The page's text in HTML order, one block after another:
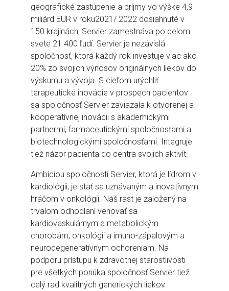
geografické zastúpenie a príjmy vo výške 4,9
miliárd EUR v roku2021/ 2022 dosiahnuté v
150 krajinách, Servier zamestnáva po celom
svete 21 400 ľudí. Servier je nezávislá
spoločnosť, ktorá každý rok investuje viac ako
20% zo svojich výnosov originálnych liekov do
výskumu a vývoja. S cieľom urýchliť
terapeutické inovácie v prospech pacientov
sa spoločnosť Servier zaviazala k otvorenej a
kooperatívnej inovácii s akademickými
partnermi, farmaceutickými spoločnosťami a
biotechnologickými spoločnosťami. Integruje
tiež názor pacienta do centra svojich aktivít.
Ambíciou spoločnosti Servier, ktorá je lídrom v
kardiológii, je stať sa uznávaným a inovatívnym
hráčom v onkológii. Náš rast je založený na
trvalom odhodlaní venovať sa
kardiovaskulárnym a metabolickým
chorobám, onkológii a imuno-zápalovým a
neurodegeneratívnym ochoreniam. Na
podporu prístupu k zdravotnej starostlivosti
pre všetkých ponúka spoločnosť Servier tiež
celý rad kvalitných generických liekov